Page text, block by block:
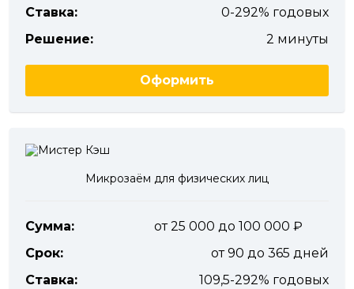
Ставка:
0-292% годовых
Решение:
2 минуты
Оформить
Микрозаём для физических лиц
Сумма:
от 25 000 до 100 000
Срок:
от 90 до 365 дней
Ставка:
109,5-292% годовых